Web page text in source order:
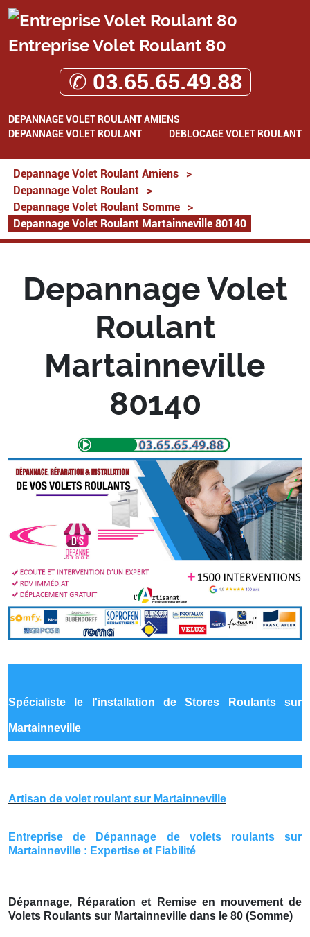
Entreprise Volet Roulant 80
✆ 03.65.65.49.88
DEPANNAGE VOLET ROULANT AMIENS
DEPANNAGE VOLET ROULANT
DEBLOCAGE VOLET ROULANT
Depannage Volet Roulant Amiens
>
Depannage Volet Roulant
>
Depannage Volet Roulant Somme
>
Depannage Volet Roulant Martainneville 80140
Depannage Volet
Roulant
Martainneville
80140
Spécialiste le l'installation de Stores Roulants sur
Martainneville
Artisan de volet roulant sur Martainneville
Entreprise de Dépannage de volets roulants sur
Martainneville : Expertise et Fiabilité
Dépannage, Réparation et Remise en mouvement de
Volets Roulants sur Martainneville dans le 80 (Somme)